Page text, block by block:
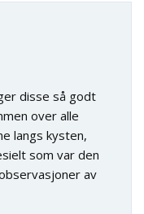
disse så godt
over alle
langs kysten,
som var den
av